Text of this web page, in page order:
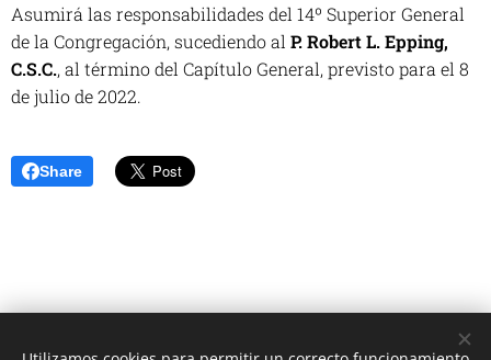
Asumirá las responsabilidades del 14º Superior General
de la Congregación, sucediendo al P. Robert L. Epping,
C.S.C., al término del Capítulo General, previsto para el 8
de julio de 2022.
Share